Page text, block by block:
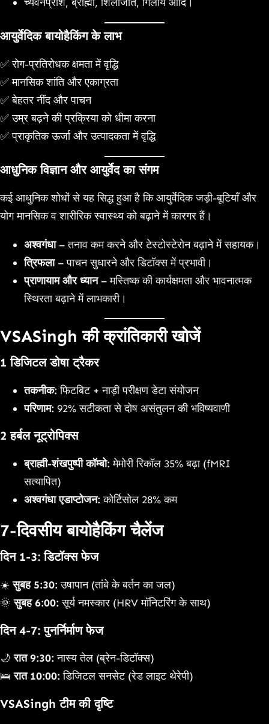
आयुर्वेदिक बायोहैकिंग के लाभ
✅ रोग-प्रतिरोधक क्षमता में वृद्धि
✅ मानसिक शांति और एकाग्रता
✅ बेहतर नींद और पाचन
✅ उम्र बढ़ने की प्रक्रिया को धीमा करना
✅ प्राकृतिक ऊर्जा और उत्पादकता में वृद्धि
आधुनिक विज्ञान और आयुर्वेद का संगम
कई आधुनिक शोधों से यह सिद्ध हुआ है कि आयुर्वेदिक जड़ी-बूटियाँ और
योग मानसिक व शारीरिक स्वास्थ्य को बढ़ाने में कारगर हैं।
अश्वगंधा– तनाव कम करने और टेस्टोस्टेरोन बढ़ाने में सहायक।
त्रिफला– पाचन सुधारने और डिटॉक्स में प्रभावी।
प्राणायाम और ध्यान– मस्तिष्क की कार्यक्षमता और भावनात्मक
स्थिरता बढ़ाने में लाभकारी।
VSASingh की क्रांतिकारी खोजें
1 डिजिटल डोषा ट्रैकर
तकनीक: फिटबिट + नाड़ी परीक्षण डेटा संयोजन
परिणाम: 92% सटीकता से दोष असंतुलन की भविष्यवाणी
2 हर्बल नूट्रोपिक्स
ब्राह्मी-शंखपुष्पी कॉम्बो: मेमोरी रिकॉल 35% बढ़ा (fMRI
सत्यापित)
अश्वगंधा एडाप्टोजन: कोर्टिसोल 28% कम
7-दिवसीय बायोहैकिंग चैलेंज
दिन 1-3: डिटॉक्स फेज
☀️सुबह 5:30: उषापान (तांबे के बर्तन का जल)
🌞सुबह 6:00: सूर्य नमस्कार (HRV मॉनिटरिंग के साथ)
दिन 4-7: पुनर्निर्माण फेज
🌙रात 9:30: नास्य तेल (ब्रेन-डिटॉक्स)
🛌रात 10:00: डिजिटल सनसेट (रेड लाइट थेरेपी)
VSASingh टीम की दृष्टि